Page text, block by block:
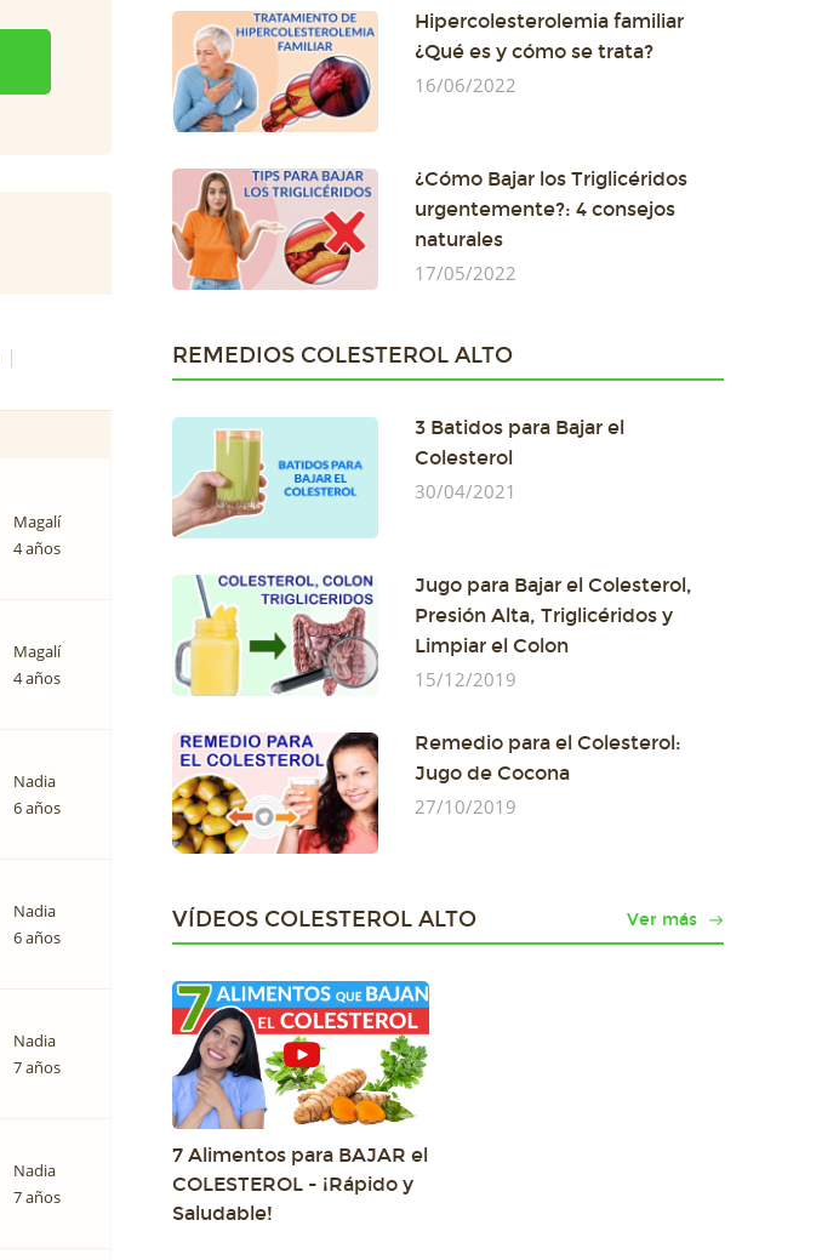
Magalí
4 años
Magalí
4 años
Nadia
6 años
Nadia
6 años
Nadia
7 años
Nadia
7 años
Hipercolesterolemia familiar
¿Qué es y cómo se trata?
16/06/2022
¿Cómo Bajar los Triglicéridos
urgentemente?: 4 consejos
naturales
17/05/2022
REMEDIOS COLESTEROL ALTO
3 Batidos para Bajar el
Colesterol
30/04/2021
Jugo para Bajar el Colesterol,
Presión Alta, Triglicéridos y
Limpiar el Colon
15/12/2019
Remedio para el Colesterol:
Jugo de Cocona
27/10/2019
VÍDEOS COLESTEROL ALTO Ver más
7 Alimentos para BAJAR el
COLESTEROL - ¡Rápido y
Saludable!